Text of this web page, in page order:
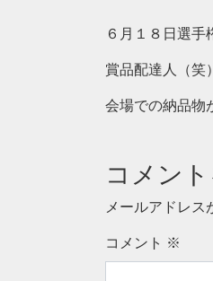
６月１８日選手
賞品配達人（笑
会場での納品物
コメン
メールアドレス
コメント ※